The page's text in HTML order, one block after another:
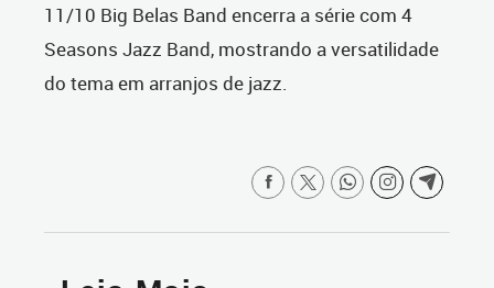
11/10 Big Belas Band encerra a série com 4
Seasons Jazz Band, mostrando a versatilidade
do tema em arranjos de jazz.